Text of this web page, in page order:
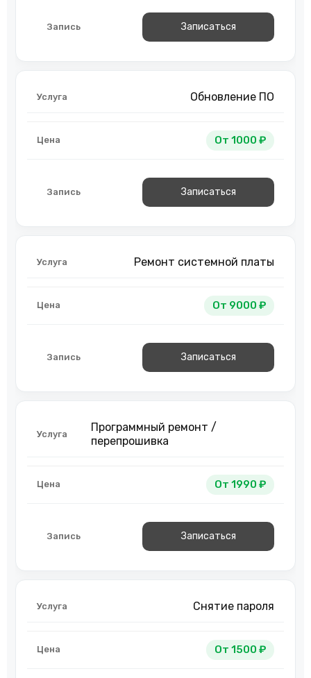
Записаться
Обновление ПО
От 1000 ₽
Записаться
Ремонт системной платы
От 9000 ₽
Записаться
Программный ремонт /
перепрошивка
От 1990 ₽
Записаться
Снятие пароля
От 1500 ₽